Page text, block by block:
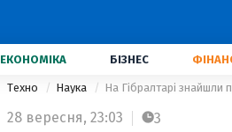
ЕКОНОМІКА БІЗНЕС
Техно Наука На Гібралтарі знайшли
28 вересня, 23:03 3